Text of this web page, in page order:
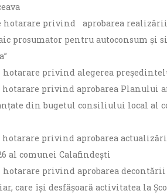
hotarare privind aprobarea
prosumator pentru autoconsum și
hotarare privind alegerea
hotarare privind aprobarea
din bugetul consiliului local al
hotarare privind aprobarea
al comunei Calafindești
hotarare privind aprobarea
care își desfășoară activitatea la